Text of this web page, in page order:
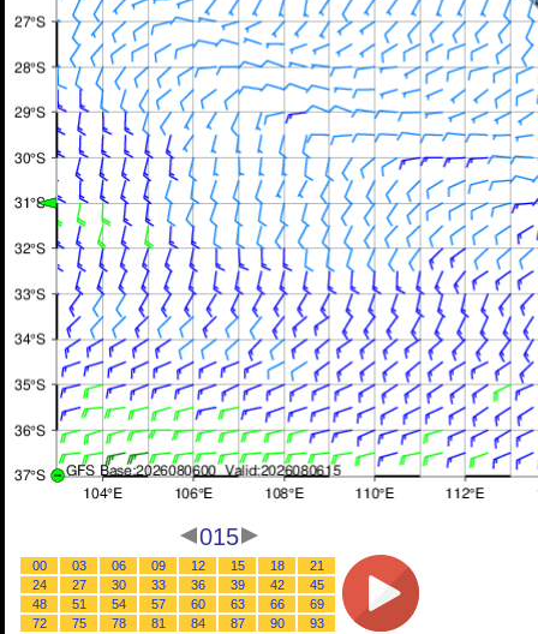
015
00 03 06 09 12 15 18
21
24
27 30 33 36 39 42
45
48
51 54 57 60 63 66
69
72
75 78 81 84 87 90 93